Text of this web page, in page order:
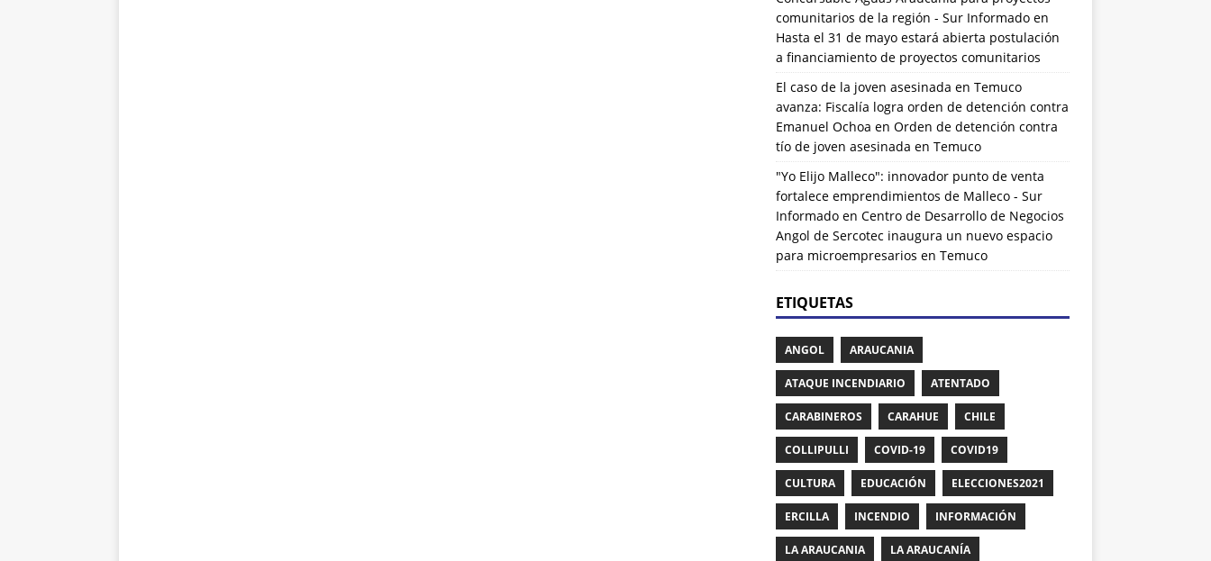
comunitarios de la región - Sur Informadoen
Hasta el 31 de mayo estará abierta postulación
a financiamiento de proyectos comunitarios
El caso de la joven asesinada en Temuco
avanza: Fiscalía logra orden de detención contra
Emanuel Ochoa en Orden de detención contra
tío de joven asesinada en Temuco
"Yo Elijo Malleco": innovador punto de venta
fortalece emprendimientos de Malleco - Sur
Informadoen Centro de Desarrollo de Negocios
Angol de Sercotec inaugura un nuevo espacio
para microempresarios en Temuco
ETIQUETAS
ANGOL ARAUCANIA
ATAQUE INCENDIARIO ATENTADO
CARABINEROS CARAHUE CHILE
COLLIPULLI COVID-19 COVID19
CULTURA EDUCACIÓN ELECCIONES2021
ERCILLA INCENDIO INFORMACIÓN
LA ARAUCANIA LA ARAUCANÍA